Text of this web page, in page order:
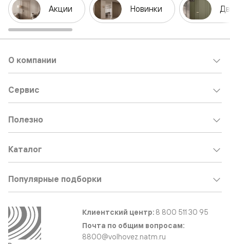
Акции Новинки
О компании
Сервис
Полезно
Каталог
Популярные подборки
Клиентский центр: 8 800 511 30 95
Почта по общим вопросам:
8800@volhovez.natm.ru